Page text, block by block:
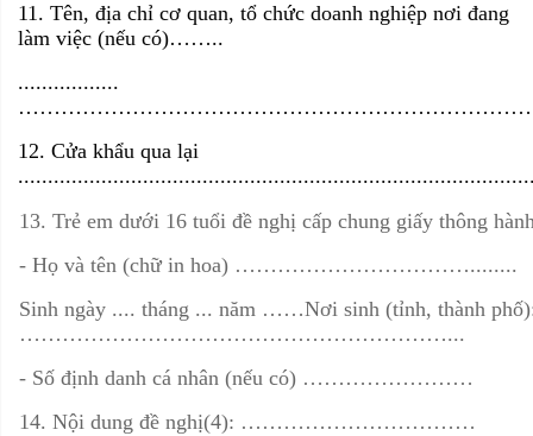
11. Tên, địa chỉ cơ quan, tổ chức doanh nghiệp nơi đang
làm việc (nếu có)……..
.................
12. Cửa khẩu qua lại
13. Trẻ em dưới 16 tuổi đề nghị cấp chung giấy
- Họ và tên (chữ in hoa) ……………………………........
Sinh ngày .... tháng ... năm ……Nơi sinh (tỉnh, thành
……………………………………………………...
- Số định danh cá nhân (nếu có) ……………………
14. Nội dung đề nghị(4): ……………………………